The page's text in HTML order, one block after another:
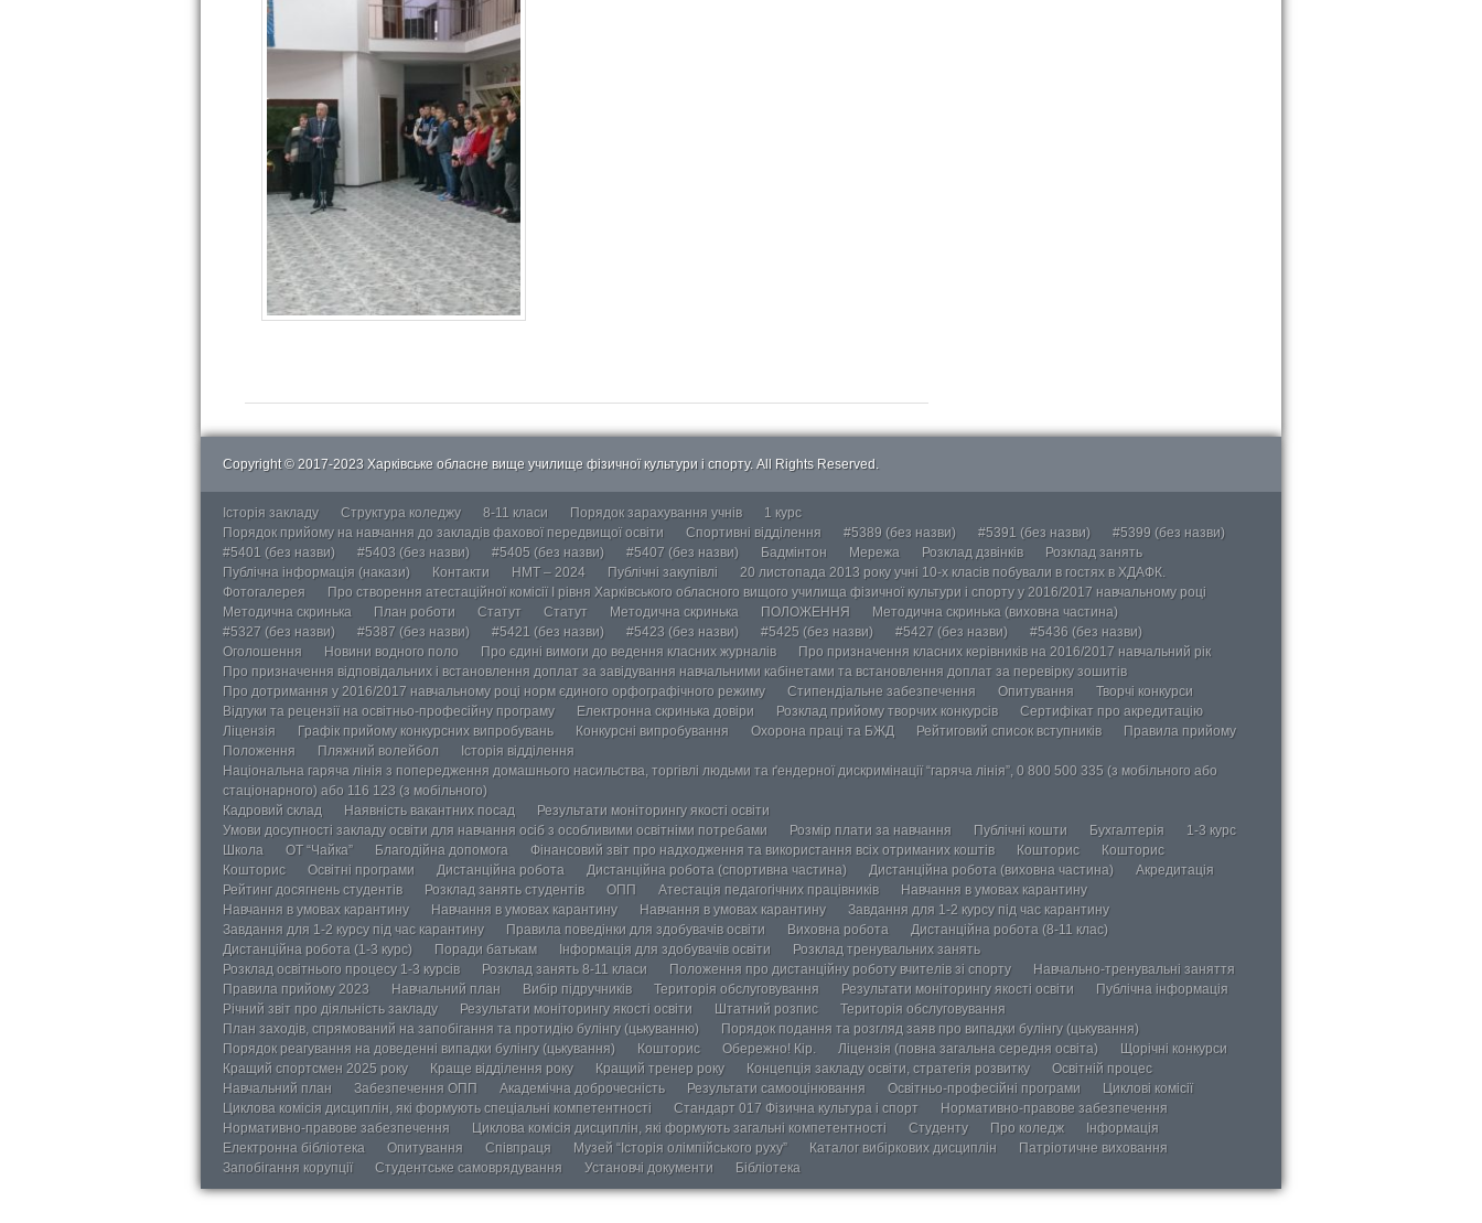
Copyright © 2017-2023 Харківське обласне вище училище фізичної культури і спорту. All Rights Reserved.
Історія закладу Структура коледжу 8-11 класи Порядок зарахування учнів
1 курс
Порядок прийому на навчання до закладів фахової передвищої освіти
Спортивні відділення #5389 (без назви) #5391 (без назви)
#5399 (без назви)
#5401 (без назви)
#5403 (без назви) #5405 (без назви) #5407 (без назви) Бадмінтон Мережа Розклад дзвінків
Розклад занять
Публічна інформація (накази)
Контакти НМТ – 2024 Публічні закупівлі
20 листопада 2013 року учні 10-х класів побували в гостях в ХДАФК.
Фотогалерея
Про створення атестаційної комісії І рівня Харківського обласного вищого училища фізичної культури і спорту у 2016/2017 навчальному році
Методична скринька
План роботи Статут Статут Методична скринька ПОЛОЖЕННЯ
Методична скринька (виховна частина)
#5327 (без назви)
#5387 (без назви) #5421 (без назви) #5423 (без назви) #5425 (без назви) #5427 (без назви)
#5436 (без назви)
Оголошення
Новини водного поло Про єдині вимоги до ведення класних журналів
Про призначення класних керівників на 2016/2017 навчальний рік
Про призначення відповідальних і встановлення доплат за завідування навчальними кабінетами та встановлення доплат за перевірку зошитів
Про дотримання у 2016/2017 навчальному році норм єдиного орфографічного режиму
Стипендіальне забезпечення Опитування
Творчі конкурси
Відгуки та рецензії на освітньо-професійну програму
Електронна скринька довіри Розклад прийому творчих конкурсів
Сертифікат про акредитацію
Ліцензія
Графік прийому конкурсних випробувань Конкурсні випробування Охорона праці та БЖД Рейтиговий список вступників
Правила прийому
Положення
Пляжний волейбол
Історія відділення
Національна гаряча лінія з попередження домашнього насильства, торгівлі людьми та ґендерної дискримінації “гаряча лінія”, 0 800 500 335 (з мобільного або
стаціонарного) або 116 123 (з мобільного)
Кадровий склад
Наявність вакантних посад
Результати моніторингу якості освіти
Умови досупності закладу освіти для навчання осіб з особливими освітніми потребами
Розмір плати за навчання Публічні кошти Бухгалтерія
1-3 курс
Школа
ОТ “Чайка” Благодійна допомога Фінансовий звіт про надходження та використання всіх отриманих коштів Кошторис
Кошторис
Кошторис
Освітні програми Дистанційна робота Дистанційна робота (спортивна частина) Дистанційна робота (виховна частина)
Акредитація
Рейтинг досягнень студентів
Розклад занять студентів ОПП Атестація педагогічних працівників
Навчання в умовах карантину
Навчання в умовах карантину
Навчання в умовах карантину Навчання в умовах карантину
Завдання для 1-2 курсу під час карантину
Завдання для 1-2 курсу під час карантину
Правила поведінки для здобувачів освіти Виховна робота
Дистанційна робота (8-11 клас)
Дистанційна робота (1-3 курс)
Поради батькам Інформація для здобувачів освіти
Розклад тренувальних занять
Розклад освітнього процесу 1-3 курсів
Розклад занять 8-11 класи Положення про дистанційну роботу вчителів зі спорту
Навчально-тренувальні заняття
Правила прийому 2023
Навчальний план Вибір підручників Територія обслуговування Результати моніторингу якості освіти
Публічна інформація
Річний звіт про діяльність закладу
Результати моніторингу якості освіти Штатний розпис
Територія обслуговування
План заходів, спрямований на запобігання та протидію булінгу (цькуванню)
Порядок подання та розгляд заяв про випадки булінгу (цькування)
Порядок реагування на доведенні випадки булінгу (цькування)
Кошторис Обережно! Кір. Ліцензія (повна загальна середня освіта)
Щорічні конкурси
Кращий спортсмен 2025 року
Краще відділення року Кращий тренер року Концепція закладу освіти, стратегія розвитку
Освітній процес
Навчальний план
Забезпечення ОПП Академічна доброчесність Результати самооцінювання Освітньо-професійні програми
Циклові комісії
Циклова комісія дисциплін, які формують спеціальні компетентності
Стандарт 017 Фізична культура і спорт
Нормативно-правове забезпечення
Нормативно-правове забезпечення
Циклова комісія дисциплін, які формують загальні компетентності Студенту Про коледж
Інформація
Електронна бібліотека
Опитування Співпраця Музей “Історія олімпійського руху” Каталог вибіркових дисциплін
Патріотичне виховання
Запобігання корупції
Студентське самоврядування Установчі документи Бібліотека